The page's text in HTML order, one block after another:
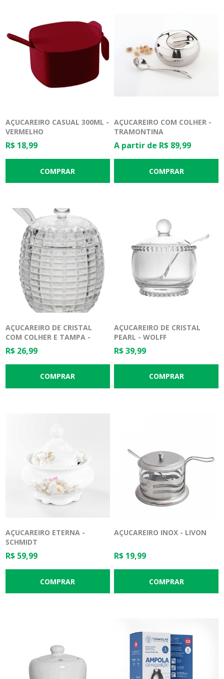
AÇUCAREIRO CASUAL 300ML -
VERMELHO
R$ 18,99
AÇUCAREIRO COM COLHER -
TRAMONTINA
A partir de R$ 89,99
AÇUCAREIRO DE CRISTAL
COM COLHER E TAMPA -
LYOR
R$ 26,99
AÇUCAREIRO DE CRISTAL
PEARL - WOLFF
R$ 39,99
AÇUCAREIRO ETERNA -
SCHMIDT
R$ 59,99
AÇUCAREIRO INOX - LIVON
R$ 19,99